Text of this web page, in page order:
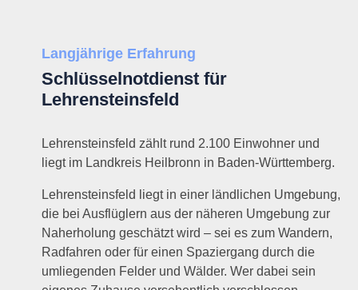
Langjährige Erfahrung
Schlüsselnotdienst für
Lehrensteinsfeld
Lehrensteinsfeld zählt rund 2.100 Einwohner und
liegt im Landkreis Heilbronn in Baden-Württemberg.
Lehrensteinsfeld liegt in einer ländlichen Umgebung,
die bei Ausflüglern aus der näheren Umgebung zur
Naherholung geschätzt wird – sei es zum Wandern,
Radfahren oder für einen Spaziergang durch die
umliegenden Felder und Wälder. Wer dabei sein